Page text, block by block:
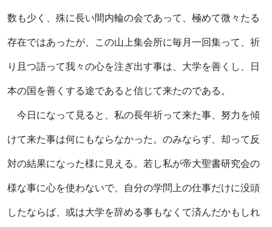
数も少く、殊に長い間内輪の会であって、極めて微々たる
存在ではあったが、この山上集会所に毎月一回集って、祈
り且つ語って我々の心を注ぎ出す事は、大学を善くし、日
本の国を善くする途であると信じて来たのである。
今日になって見ると、私の長年祈って来た事、努力を傾
けて来た事は何にもならなかった。のみならず、却って反
対の結果になった様に見える。若し私が帝大聖書研究会の
様な事に心を使わないで、自分の学問上の仕事だけに没頭
したならば、或は大学を辞める事もなくて済んだかもしれ